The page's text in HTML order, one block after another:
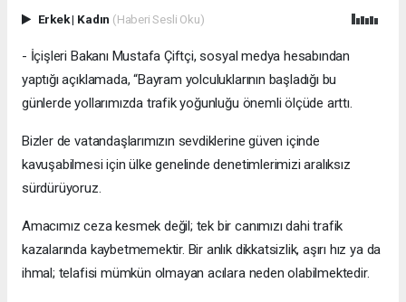
Erkek| Kadın (Haberi Sesli Oku)
- İçişleri Bakanı Mustafa Çiftçi, sosyal medya hesabından
yaptığı açıklamada, “Bayram yolculuklarının başladığı bu
günlerde yollarımızda trafik yoğunluğu önemli ölçüde arttı.
Bizler de vatandaşlarımızın sevdiklerine güven içinde
kavuşabilmesi için ülke genelinde denetimlerimizi aralıksız
sürdürüyoruz.
Amacımız ceza kesmek değil; tek bir canımızı dahi trafik
kazalarında kaybetmemektir. Bir anlık dikkatsizlik, aşırı hız ya da
ihmal; telafisi mümkün olmayan acılara neden olabilmektedir.